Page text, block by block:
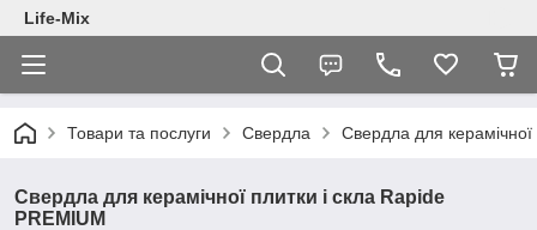
Life-Mix
Товари та послуги Свердла Свердла для
Свердла для керамічної плитки і скла Rapide
PREMIUM